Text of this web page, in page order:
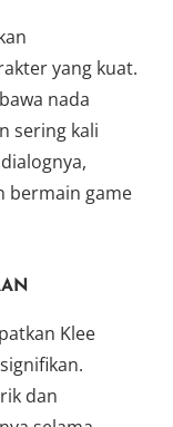
yang kuat.
nada
sering kali
bermain game
Klee
dan